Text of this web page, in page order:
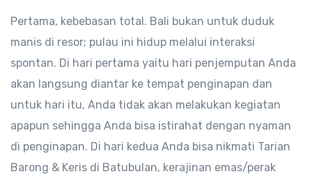
Pertama, kebebasan total. Bali bukan untuk duduk
manis di resor; pulau ini hidup melalui interaksi
spontan. Di hari pertama yaitu hari penjemputan Anda
akan langsung diantar ke tempat penginapan dan
untuk hari itu, Anda tidak akan melakukan kegiatan
apapun sehingga Anda bisa istirahat dengan nyaman
di penginapan. Di hari kedua Anda bisa nikmati Tarian
Barong & Keris di Batubulan, kerajinan emas/perak